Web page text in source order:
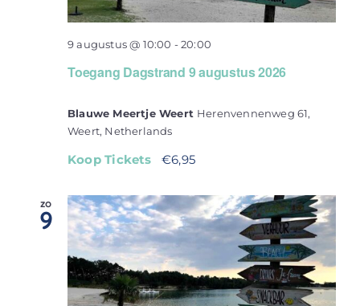
Toegang Dagstrand 9 augustus 2026
9 augustus @ 10:00 -20:00
Blauwe Meertje Weert Herenvennenweg 61,
Weert, Netherlands
Koop Tickets €6,95
zo
9